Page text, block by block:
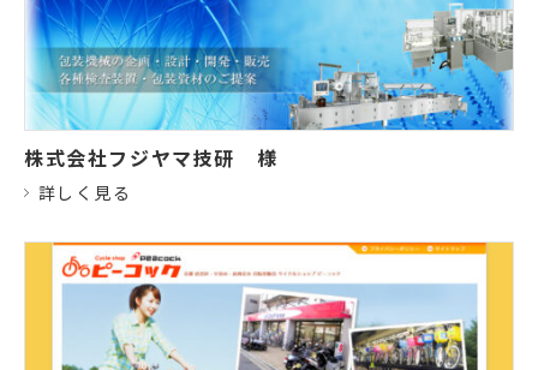
株式会社フジヤマ技研 様
詳しく見る